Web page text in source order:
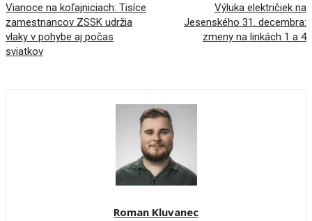
Vianoce na koľajniciach: Tisíce
zamestnancov ZSSK udržia
vlaky v pohybe aj počas
sviatkov
Výluka električiek na
Jesenského 31. decembra:
zmeny na linkách 1 a 4
Roman Kluvanec